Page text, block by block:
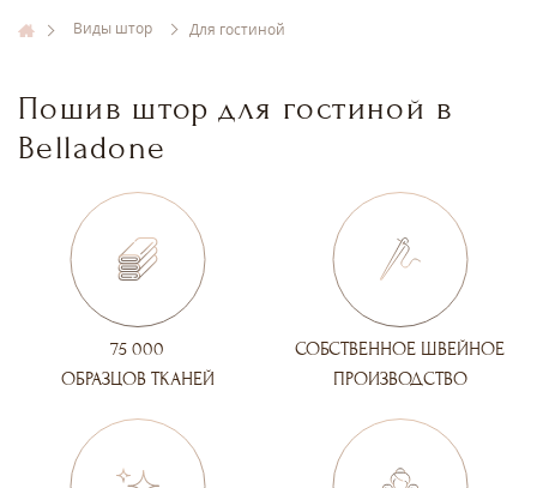
Виды штор Для гостиной
Пошив штор для гостиной в
Belladone
75 000
ОБРАЗЦОВ ТКАНЕЙ
СОБСТВЕННОЕ ШВЕЙНОЕ
ПРОИЗВОДСТВО